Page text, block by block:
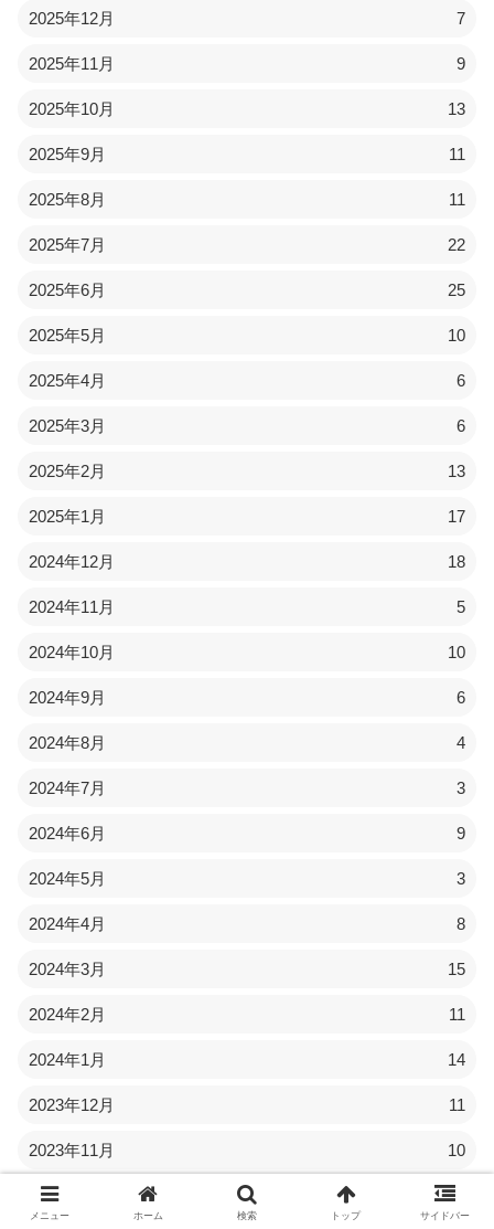
2025年12月 7
2025年11月 9
2025年10月 13
2025年9月 11
2025年8月 11
2025年7月 22
2025年6月 25
2025年5月 10
2025年4月 6
2025年3月 6
2025年2月 13
2025年1月 17
2024年12月 18
2024年11月 5
2024年10月 10
2024年9月 6
2024年8月 4
2024年7月 3
2024年6月 9
2024年5月 3
2024年4月 8
2024年3月 15
2024年2月 11
2024年1月 14
2023年12月 11
2023年11月 10
2023年10月 12
メニュー ホーム 検索 トップ サイドバー